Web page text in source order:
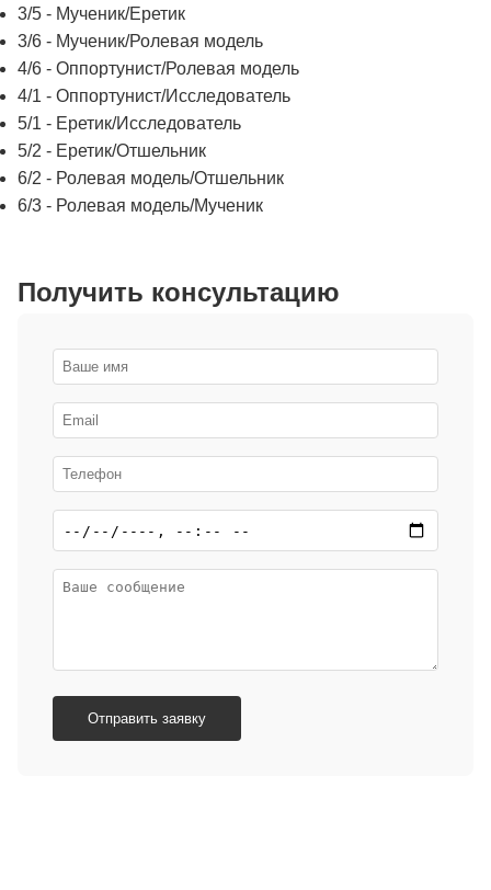
3/5 - Мученик/Еретик
3/6 - Мученик/Ролевая модель
4/6 - Оппортунист/Ролевая модель
4/1 - Оппортунист/Исследователь
5/1 - Еретик/Исследователь
5/2 - Еретик/Отшельник
6/2 - Ролевая модель/Отшельник
6/3 - Ролевая модель/Мученик
Получить консультацию
Отправить заявку